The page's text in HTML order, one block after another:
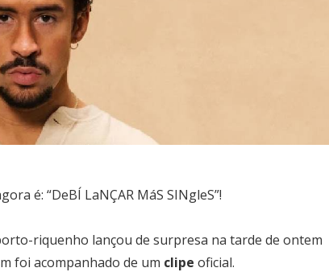
é: “DeBÍ LaNÇAR MáS SINgleS”!
riquenho lançou de surpresa na tarde de ontem
foi acompanhado de um clipe oficial.